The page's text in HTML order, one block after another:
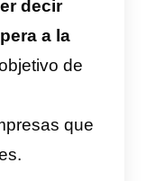
las partes
cómo va el
sea